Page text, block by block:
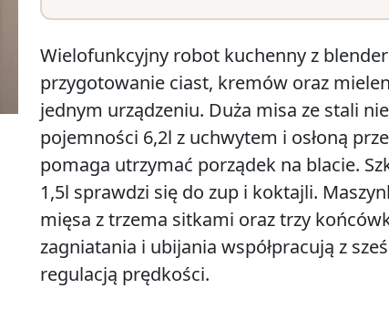
Wielofunkcyjny robot kuchenny z
przygotowanie ciast, kremów oraz
jednym urządzeniu. Duża misa ze stali
pojemności 6,2l z uchwytem i osłoną
pomaga utrzymać porządek na blacie.
1,5l sprawdzi się do zup i koktajli.
mięsa z trzema sitkami oraz trzy
zagniatania i ubijania współpracują z
regulacją prędkości.